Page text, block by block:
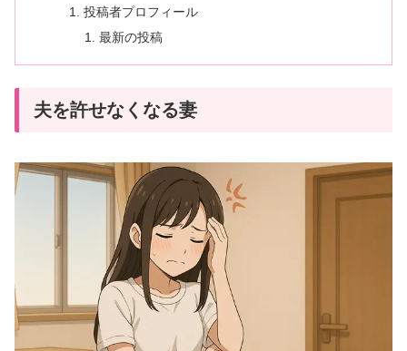
投稿者プロフィール
最新の投稿
夫を許せなくなる妻